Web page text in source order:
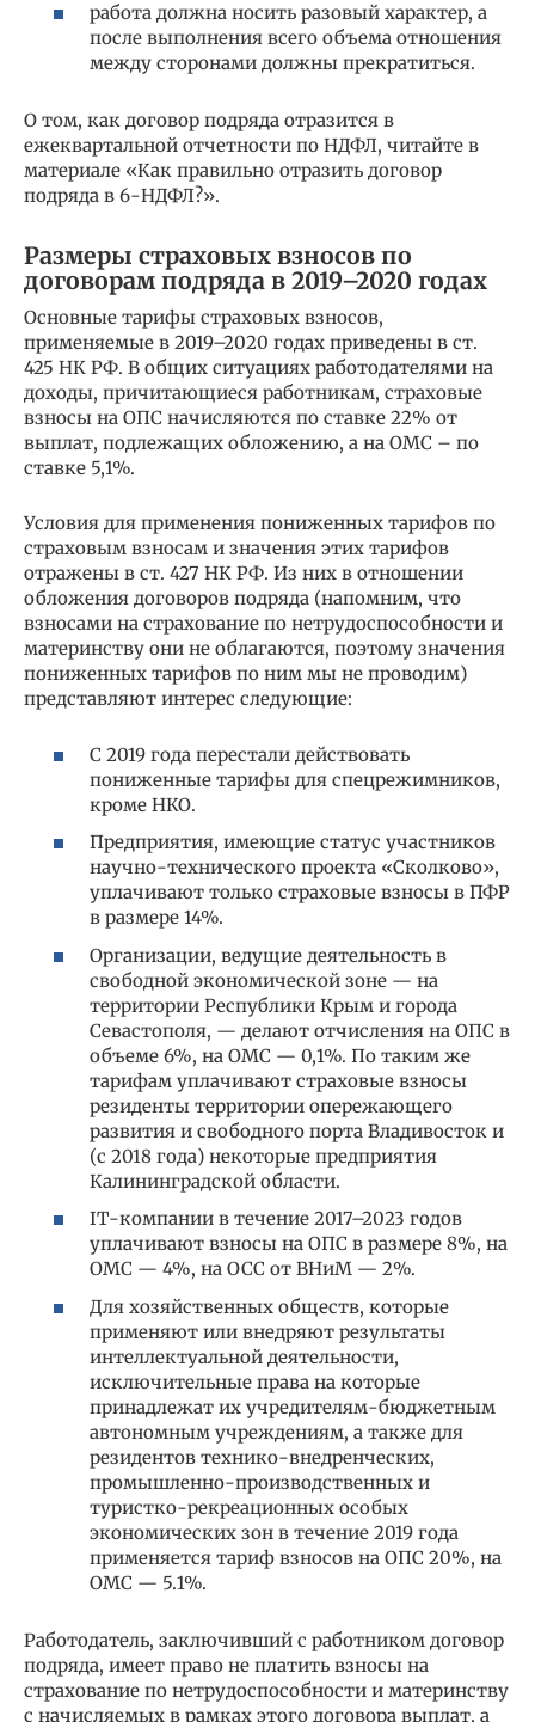
работа должна носить разовый характер, а
после выполнения всего объема отношения
между сторонами должны прекратиться.
О том, как договор подряда отразится в
ежеквартальной отчетности по НДФЛ, читайте в
материале «Как правильно отразить договор
подряда в 6-НДФЛ?».
Размеры страховых взносов по
договорам подряда в 2019–2020 годах
Основные тарифы страховых взносов,
применяемые в 2019–2020 годах приведены в ст.
425 НК РФ. В общих ситуациях работодателями на
доходы, причитающиеся работникам, страховые
взносы на ОПС начисляются по ставке 22% от
выплат, подлежащих обложению, а на ОМС – по
ставке 5,1%.
Условия для применения пониженных тарифов по
страховым взносам и значения этих тарифов
отражены в ст. 427 НК РФ. Из них в отношении
обложения договоров подряда (напомним, что
взносами на страхование по нетрудоспособности и
материнству они не облагаются, поэтому значения
пониженных тарифов по ним мы не проводим)
представляют интерес следующие:
С 2019 года перестали действовать
пониженные тарифы для спецрежимников,
кроме НКО.
Предприятия, имеющие статус участников
научно-технического проекта «Сколково»,
уплачивают только страховые взносы в ПФР
в размере 14%.
Организации, ведущие деятельность в
свободной экономической зоне — на
территории Республики Крым и города
Севастополя, — делают отчисления на ОПС в
объеме 6%, на ОМС — 0,1%. По таким же
тарифам уплачивают страховые взносы
резиденты территории опережающего
развития и свободного порта Владивосток и
(с 2018 года) некоторые предприятия
Калининградской области.
IТ-компании в течение 2017–2023 годов
уплачивают взносы на ОПС в размере 8%, на
ОМС — 4%, на ОСС от ВНиМ — 2%.
Для хозяйственных обществ, которые
применяют или внедряют результаты
интеллектуальной деятельности,
исключительные права на которые
принадлежат их учредителям-бюджетным
автономным учреждениям, а также для
резидентов технико-внедренческих,
промышленно-производственных и
туристко-рекреационных особых
экономических зон в течение 2019 года
применяется тариф взносов на ОПС 20%, на
ОМС — 5.1%.
Работодатель, заключивший с работником договор
подряда, имеет право не платить взносы на
страхование по нетрудоспособности и материнству
с начисляемых в рамках этого договора выплат, а